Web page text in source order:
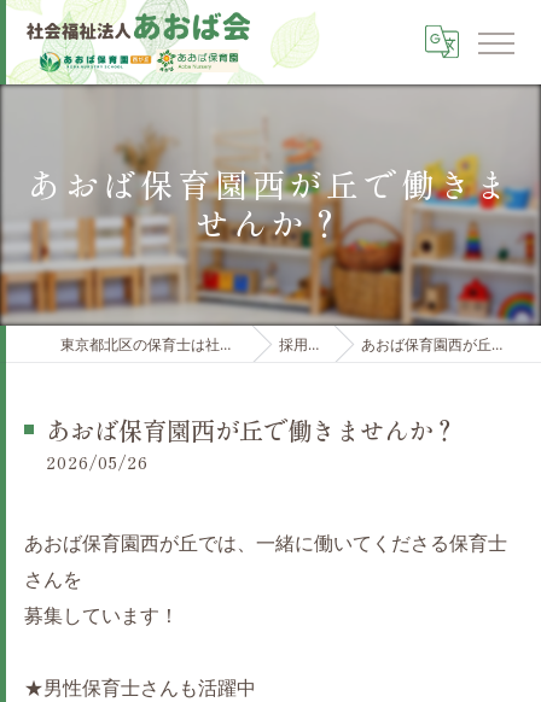
あおば保育園西が丘で働きま
せんか？
東京都北区の保育士は社会福祉法人あおば会 採用ブログ あおば保育園西が丘で働きませんか？
あおば保育園西が丘で働きませんか？
2026/05/26
あおば保育園西が丘では、一緒に働いてくださる保育士
さんを
募集しています！
★男性保育士さんも活躍中